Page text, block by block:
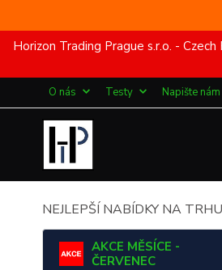
Horizon Trading Prague s.r.o. -
O nás Testy Napište nám
NEJLEPŠÍ NABÍDKY NA
AKCE MĚSÍCE -
ČERVENEC